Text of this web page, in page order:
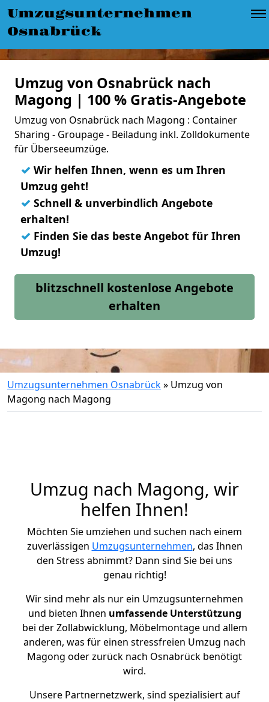
Umzugsunternehmen
Osnabrück
Umzug von Osnabrück nach
Magong | 100 % Gratis-Angebote
Umzug von Osnabrück nach Magong : Container
Sharing - Groupage - Beiladung inkl. Zolldokumente
für Überseeumzüge.
✓ Wir helfen Ihnen, wenn es um Ihren
Umzug geht!
✓ Schnell & unverbindlich Angebote
erhalten!
✓ Finden Sie das beste Angebot für Ihren
Umzug!
blitzschnell kostenlose Angebote
erhalten
Umzugsunternehmen Osnabrück» Umzug von
Magong nach Magong
Umzug nach Magong, wir
helfen Ihnen!
Möchten Sie umziehen und suchen nach einem
zuverlässigen Umzugsunternehmen, das Ihnen
den Stress abnimmt? Dann sind Sie bei uns
genau richtig!
Wir sind mehr als nur ein Umzugsunternehmen
und bieten Ihnen umfassende Unterstützung
bei der Zollabwicklung, Möbelmontage und allem
anderen, was für einen stressfreien Umzug nach
Magong oder zurück nach Osnabrück benötigt
wird.
Unsere Partnernetzwerk, sind spezialisiert auf